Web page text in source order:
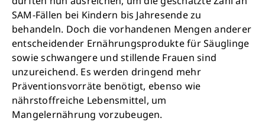
SAM-Fällen bei Kindern bis Jahresende zu
behandeln. Doch die vorhandenen Mengen anderer
entscheidender Ernährungsprodukte für Säuglinge
sowie schwangere und stillende Frauen sind
unzureichend. Es werden dringend mehr
Präventionsvorräte benötigt, ebenso wie
nährstoffreiche Lebensmittel, um
Mangelernährung vorzubeugen.
Schließen